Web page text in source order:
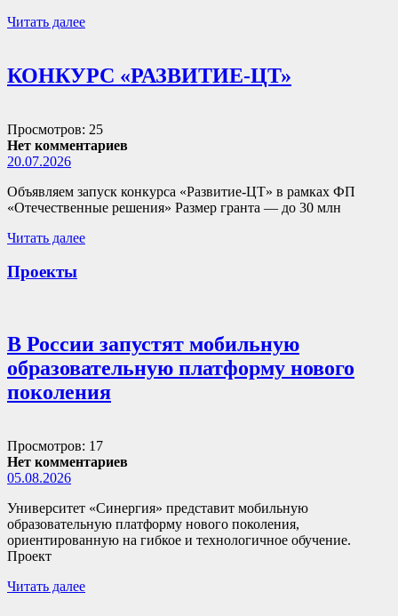
Читать далее
КОНКУРС «РАЗВИТИЕ-ЦТ»
Просмотров: 25
Нет комментариев
20.07.2026
Объявляем запуск конкурса «Развитие-ЦТ» в рамках ФП
«Отечественные решения» Размер гранта — до 30 млн
Читать далее
Проекты
В России запустят мобильную
образовательную платформу нового
поколения
Просмотров: 17
Нет комментариев
05.08.2026
Университет «Синергия» представит мобильную
образовательную платформу нового поколения,
ориентированную на гибкое и технологичное обучение.
Проект
Читать далее